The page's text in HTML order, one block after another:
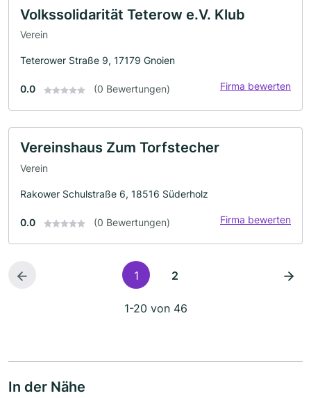
Volkssolidarität Teterow e.V. Klub
Verein
Teterower Straße 9, 17179 Gnoien
0.0 (0 Bewertungen) Firma bewerten
Vereinshaus Zum Torfstecher
Verein
Rakower Schulstraße 6, 18516 Süderholz
0.0 (0 Bewertungen) Firma bewerten
1 2
1-20 von 46
In der Nähe